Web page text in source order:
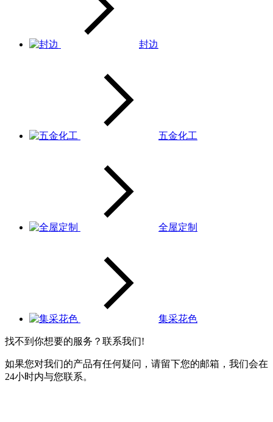
封边
五金化工
全屋定制
集采花色
找不到你想要的服务？联系我们!
如果您对我们的产品有任何疑问，请留下您的邮箱，我们会在
24小时内与您联系。